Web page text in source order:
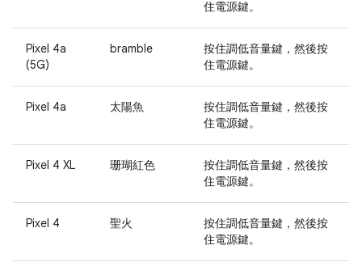
住電源鍵。
Pixel 4a
(5G)
bramble 按住調低音量鍵，然後按
住電源鍵。
Pixel 4a 太陽魚 按住調低音量鍵，然後按
住電源鍵。
Pixel 4 XL 珊瑚紅色 按住調低音量鍵，然後按
住電源鍵。
Pixel 4 聖火 按住調低音量鍵，然後按
住電源鍵。